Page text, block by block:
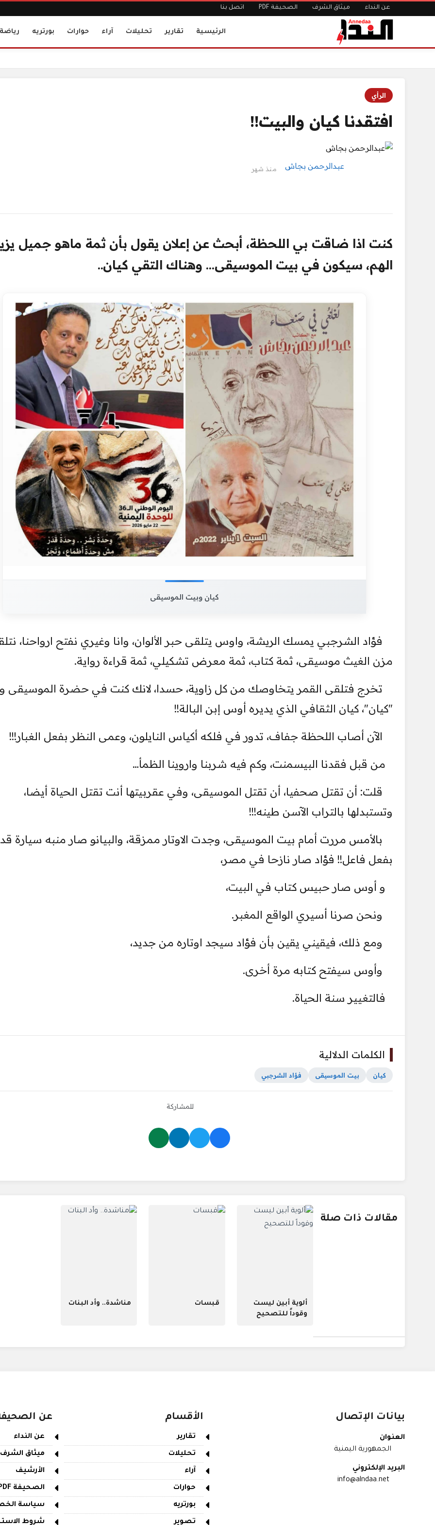
عن النداء ميثاق الشرف الصحيفة PDF اتصل بنا
الرئيسية تقارير تحليلات آراء حوارات بورتريه رياضة
الرأي
افتقدنا كيان والبيت!!
عبدالرحمن بجاش منذ شهر
كنت اذا ضاقت بي اللحظة، أبحث عن إعلان يقول بأن ثمة ماهو جميل
الهم، سيكون في بيت الموسيقى… وهناك التقي كيان..
كيان وبيت الموسيقى
فؤاد الشرجبي يمسك الريشة، واوس يتلقى حبر الألوان، وانا وغيري نفتح ارواحنا،
مزن الغيث موسيقى، ثمة كتاب، ثمة معرض تشكيلي، ثمة قراءة رواية.
تخرج فتلقى القمر يتخاوصك من كل زاوية، حسدا، لانك كنت في حضرة الموسيقى
"كيان"، كيان الثقافي الذي يديره أوس إبن البالة!!
الآن أصاب اللحظة جفاف، تدور في فلكه أكياس النايلون، وعمى النظر بفعل الغبار!!!
من قبل فقدنا البيسمنت، وكم فيه شربنا واروينا الظمأ…
قلت: أن تقتل صحفيا، أن تقتل الموسيقى، وفي عقربيتها أنت تقتل الحياة أيضا،
وتستبدلها بالتراب الآسن طينه!!!
بالأمس مررت أمام بيت الموسيقى، وجدت الاوتار ممزقة، والبيانو صار منبه سيارة
بفعل فاعل!! فؤاد صار نازحا في مصر،
و أوس صار حبيس كتاب في البيت،
ونحن صرنا أسيري الواقع المغبر.
ومع ذلك، فيقيني يقين بأن فؤاد سيجد اوتاره من جديد،
وأوس سيفتح كتابه مرة أخرى.
فالتغيير سنة الحياة.
الكلمات الدلالية
كيان بيت الموسيقى فؤاد الشرجبي
للمشاركة
مقالات ذات صلة
ألوية أبين ليست
وقوداً للتصحيح
قبسات مناشدة.. وأد البنات
بيانات الإتصال
العنوان
الجمهورية اليمنية
البريد الإلكتروني
info@alndaa.net
الأقسام
تقارير
تحليلات
آراء
حوارات
بورتريه
تصوير
عن
عن النداء
ميثاق الشرف
الأرشيف
الصحيفة PDF
سياسة
شروط